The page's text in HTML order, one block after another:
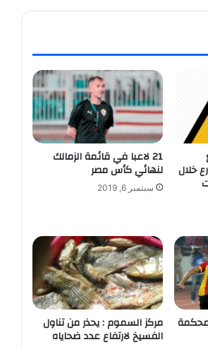
خلال
21 لاعبا في قائمة الزمالك
لنهائي كأس مصر
سبتمبر 6, 2019
مركز السموم : يحذر من تناول
الفسيخ لارتفاع عدد ضحاياه